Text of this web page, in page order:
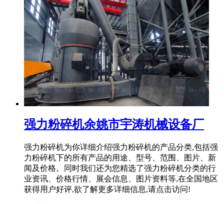
强力粉碎机余姚市宇涛机械设备厂
强力粉碎机为你详细介绍强力粉碎机的产品分类,包括强
力粉碎机下的所有产品的用途、型号、范围、图片、新
闻及价格。同时我们还为您精选了强力粉碎机分类的行
业资讯、价格行情、展会信息、图片资料等,在全国地区
获得用户好评,欲了解更多详细信息,请点击访问!